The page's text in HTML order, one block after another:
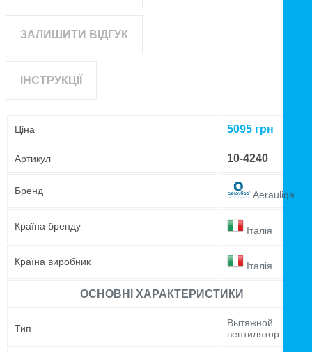
ЗАЛИШИТИ ВІДГУК
ІНСТРУКЦІЇ
Ціна 5095 грн
Артикул 10-4240
Бренд Aerauliqa
Країна бренду Італія
Країна виробник Італія
ОСНОВНІ ХАРАКТЕРИСТИКИ
Тип
Вытяжной
вентилятор